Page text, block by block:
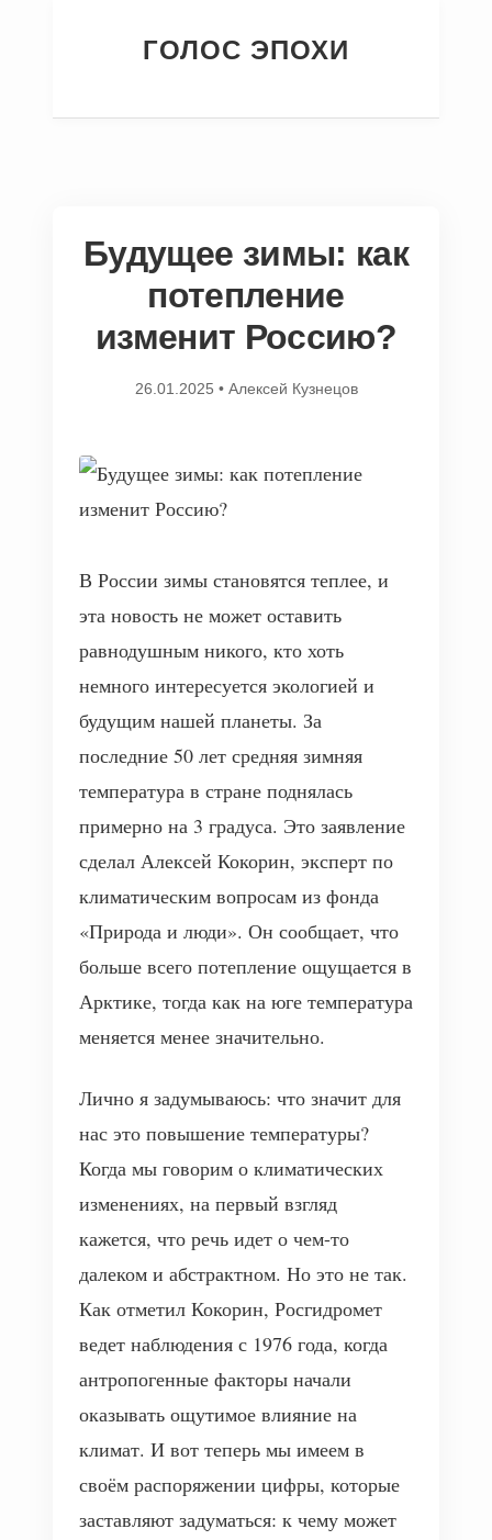
ГОЛОС ЭПОХИ
Будущее зимы: как
потепление
изменит Россию?
26.01.2025 • Алексей Кузнецов
В России зимы становятся теплее, и
эта новость не может оставить
равнодушным никого, кто хоть
немного интересуется экологией и
будущим нашей планеты. За
последние 50 лет средняя зимняя
температура в стране поднялась
примерно на 3 градуса. Это заявление
сделал Алексей Кокорин, эксперт по
климатическим вопросам из фонда
«Природа и люди». Он сообщает, что
больше всего потепление ощущается в
Арктике, тогда как на юге температура
меняется менее значительно.
Лично я задумываюсь: что значит для
нас это повышение температуры?
Когда мы говорим о климатических
изменениях, на первый взгляд
кажется, что речь идет о чем-то
далеком и абстрактном. Но это не так.
Как отметил Кокорин, Росгидромет
ведет наблюдения с 1976 года, когда
антропогенные факторы начали
оказывать ощутимое влияние на
климат. И вот теперь мы имеем в
своём распоряжении цифры, которые
заставляют задуматься: к чему может